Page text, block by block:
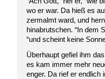
wo er war. Da hieß es
zermalmt ward, und
hinabrutschen. “In dem
“und scheint keine
Überhaupt gefiel ihm
es kam immer mehr
enger. Da rief er endlich